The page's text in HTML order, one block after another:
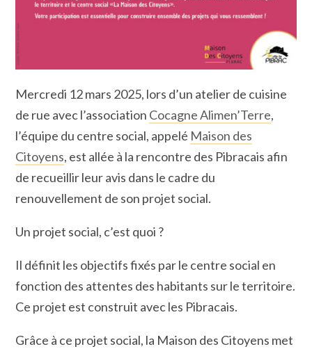
Mercredi 12 mars 2025, lors d’un atelier de cuisine
de rue avec l’association Cocagne Alimen’Terre,
l’équipe du centre social, appelé Maison des
Citoyens, est allée à la rencontre des Pibracais afin
de recueillir leur avis dans le cadre du
renouvellement de son projet social.
Un projet social, c’est quoi ?
Il définit les objectifs fixés par le centre social en
fonction des attentes des habitants sur le territoire.
Ce projet est construit avec les Pibracais.
Grâce à ce projet social, la Maison des Citoyens met